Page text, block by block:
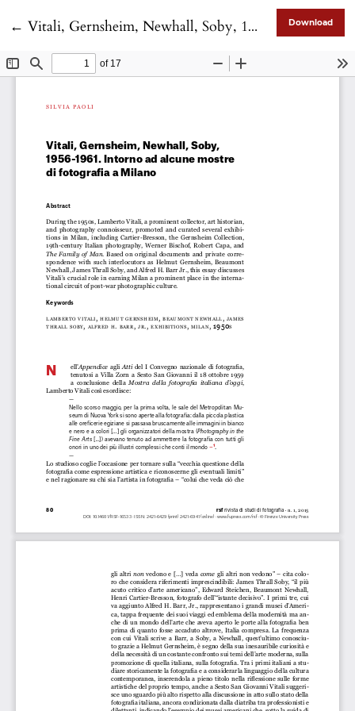
← Return to Article Details
Vitali, Gernsheim, Newhall, Soby, 1956-1961. Intorno ad alcune mostre di fotografia a Milano Download